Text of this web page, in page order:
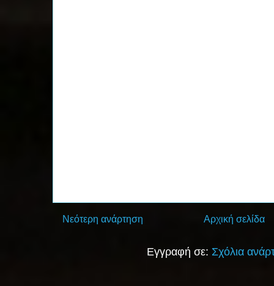
Νεότερη ανάρτηση Αρχική σελίδα
Εγγραφή σε: Σχόλια